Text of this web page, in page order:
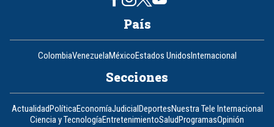
País
ColombiaVenezuelaMéxicoEstados UnidosInternacional
Secciones
ActualidadPolíticaEconomíaJudicialDeportesNuestra Tele Internacional
Ciencia y TecnologíaEntretenimientoSaludProgramasOpinión